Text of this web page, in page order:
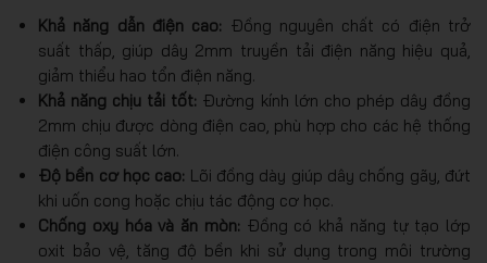
Khả năng dẫn điện cao: Đồng nguyên chất có điện trở
suất thấp, giúp dây 2mm truyền tải điện năng hiệu quả,
giảm thiểu hao tổn điện năng.
Khả năng chịu tải tốt: Đường kính lớn cho phép dây đồng
2mm chịu được dòng điện cao, phù hợp cho các hệ thống
điện công suất lớn.
Độ bền cơ học cao: Lõi đồng dày giúp dây chống gãy, đứt
khi uốn cong hoặc chịu tác động cơ học.
Chống oxy hóa và ăn mòn: Đồng có khả năng tự tạo lớp
oxit bảo vệ, tăng độ bền khi sử dụng trong môi trường